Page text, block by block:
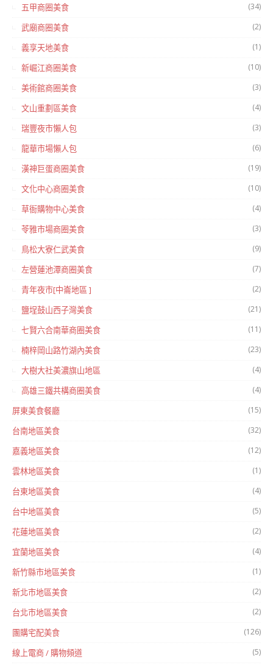
五甲商圈美食 (34)
武廟商圈美食 (2)
義享天地美食 (1)
新崛江商圈美食 (10)
美術館商圈美食 (3)
文山重劃區美食 (4)
瑞豐夜市懶人包 (3)
龍華市場懶人包 (6)
漢神巨蛋商圈美食 (19)
文化中心商圈美食 (10)
草衙購物中心美食 (4)
苓雅市場商圈美食 (3)
鳥松大寮仁武美食 (9)
左營蓮池潭商圈美食 (7)
青年夜市[中崙地區 ] (2)
鹽埕鼓山西子灣美食 (21)
七賢六合南華商圈美食 (11)
楠梓岡山路竹湖內美食 (23)
大樹大社美濃旗山地區 (4)
高雄三鐵共構商圈美食 (4)
屏東美食餐廳 (15)
台南地區美食 (32)
嘉義地區美食 (12)
雲林地區美食 (1)
台東地區美食 (4)
台中地區美食 (5)
花蓮地區美食 (2)
宜蘭地區美食 (4)
新竹縣市地區美食 (1)
新北市地區美食 (2)
台北市地區美食 (2)
團購宅配美食 (126)
線上電商 / 購物頻道 (5)